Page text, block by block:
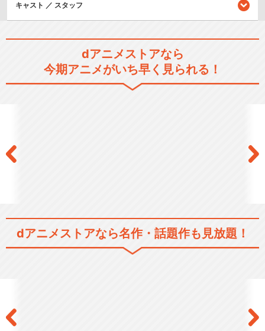
キャスト ／ スタッフ
dアニメストアなら
今期アニメがいち早く見られる！
dアニメストアなら名作・話題作も見放題！